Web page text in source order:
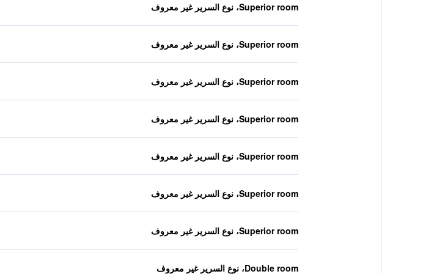
Superior room، نوع السرير غير معروف
Superior room، نوع السرير غير معروف
Superior room، نوع السرير غير معروف
Superior room، نوع السرير غير معروف
Superior room، نوع السرير غير معروف
Superior room، نوع السرير غير معروف
Superior room، نوع السرير غير معروف
Double room، نوع السرير غير معروف